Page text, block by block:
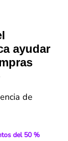
ayudar
de
del 50 %